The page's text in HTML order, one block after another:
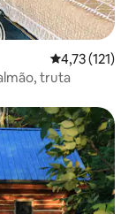
4,73 de uma
4,73 (121)
truta